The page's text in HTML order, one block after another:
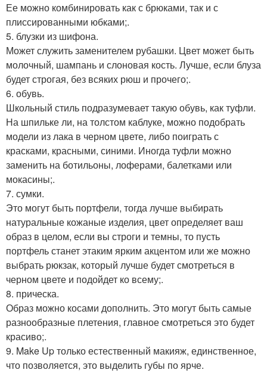
Ее можно комбинировать как с брюками, так и с
плиссированными юбками;.
5. блузки из шифона.
Может служить заменителем рубашки. Цвет может быть
молочный, шампань и слоновая кость. Лучше, если блуза
будет строгая, без всяких рюш и прочего;.
6. обувь.
Школьный стиль подразумевает такую обувь, как туфли.
На шпильке ли, на толстом каблуке, можно подобрать
модели из лака в черном цвете, либо поиграть с
красками, красными, синими. Иногда туфли можно
заменить на ботильоны, лоферами, балетками или
мокасины;.
7. сумки.
Это могут быть портфели, тогда лучше выбирать
натуральные кожаные изделия, цвет определяет ваш
образ в целом, если вы строги и темны, то пусть
портфель станет этаким ярким акцентом или же можно
выбрать рюкзак, который лучше будет смотреться в
черном цвете и подойдет ко всему;.
8. прическа.
Образ можно косами дополнить. Это могут быть самые
разнообразные плетения, главное смотреться это будет
красиво;.
9. Make Up только естественный макияж, единственное,
что позволяется, это выделить губы по ярче.